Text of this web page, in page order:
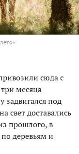
сюда с
месяца
задвигался под
свет доставались
прошлого, в
деревьям и